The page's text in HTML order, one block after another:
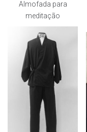
Almofada para
meditação